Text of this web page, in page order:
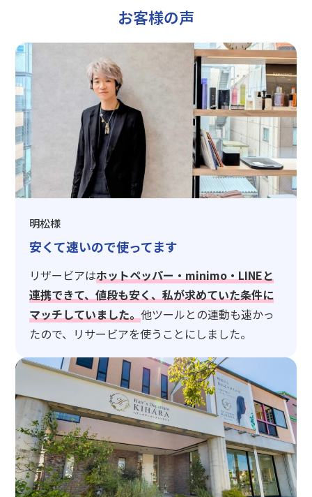
お客様の声
明松様
安くて速いので使ってます
リザービアはホットペッパー・minimo・LINEと
連携できて、値段も安く、私が求めていた条件に
マッチしていました。他ツールとの連動も速かっ
たので、リサービアを使うことにしました。